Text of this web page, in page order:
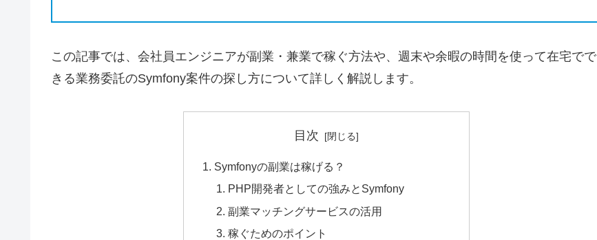
この記事では、会社員エンジニアが副業・兼業で稼ぐ方法や、週末や余暇の時間を使って在宅でで
きる業務委託のSymfony案件の探し方について詳しく解説します。
目次
Symfonyの副業は稼げる？
PHP開発者としての強みとSymfony
副業マッチングサービスの活用
稼ぐためのポイント